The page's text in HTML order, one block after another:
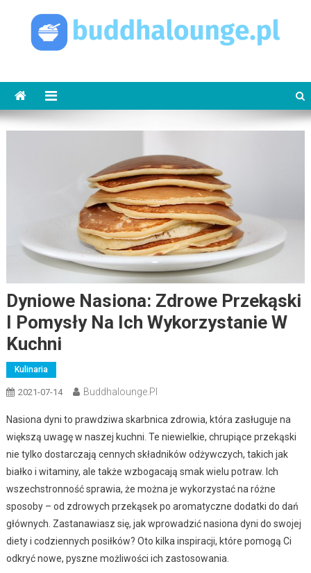
content
Dyniowe Nasiona: Zdrowe Przekąski
I Pomysły Na Ich Wykorzystanie W
Kuchni
Kulinaria
2021-07-14 Buddhalounge.pl
Nasiona dyni to prawdziwa skarbnica zdrowia, która zasługuje na
większą uwagę w naszej kuchni. Te niewielkie, chrupiące przekąski
nie tylko dostarczają cennych składników odżywczych, takich jak
białko i witaminy, ale także wzbogacają smak wielu potraw. Ich
wszechstronność sprawia, że można je wykorzystać na różne
sposoby – od zdrowych przekąsek po aromatyczne dodatki do dań
głównych. Zastanawiasz się, jak wprowadzić nasiona dyni do swojej
diety i codziennych posiłków? Oto kilka inspiracji, które pomogą Ci
odkryć nowe, pyszne możliwości ich zastosowania.